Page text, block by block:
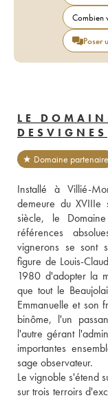
Combien
Poser
LE
DESVIGNES
★ Domaine partenaire
Installé à Villié-
demeure du XVIIIe
siècle, le
références
vignerons se sont
figure de Louis-
1980 d'adopter la
que tout le
Emmanuelle et son
binôme, l'un
l'autre gérant
importantes
sage observateur.
Le vignoble s'étend
sur trois terroirs